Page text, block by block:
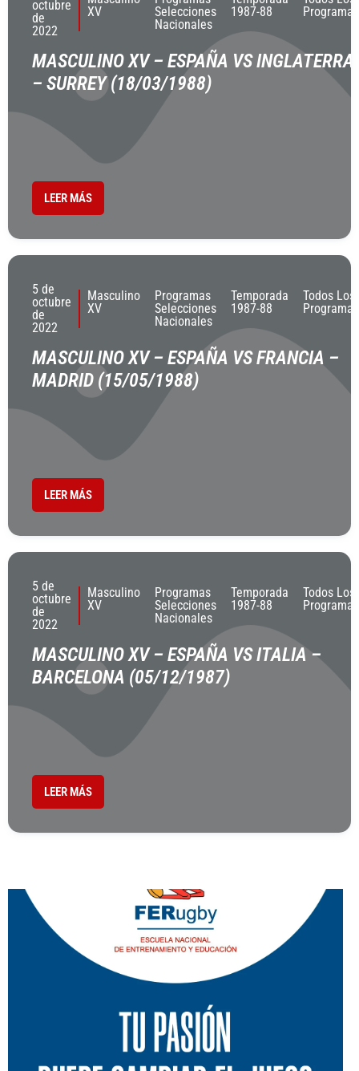
octubre
de
2022
XV
Selecciones
Nacionales
1987-88
Programas
MASCULINO XV – ESPAÑA VS INGLATERRA
– SURREY (18/03/1988)
LEER MÁS
5 de
octubre
de
2022
Masculino
XV
Programas
Selecciones
Nacionales
Temporada
1987-88
Todos Los
Programas
MASCULINO XV – ESPAÑA VS FRANCIA –
MADRID (15/05/1988)
LEER MÁS
5 de
octubre
de
2022
Masculino
XV
Programas
Selecciones
Nacionales
Temporada
1987-88
Todos Los
Programas
MASCULINO XV – ESPAÑA VS ITALIA –
BARCELONA (05/12/1987)
LEER MÁS